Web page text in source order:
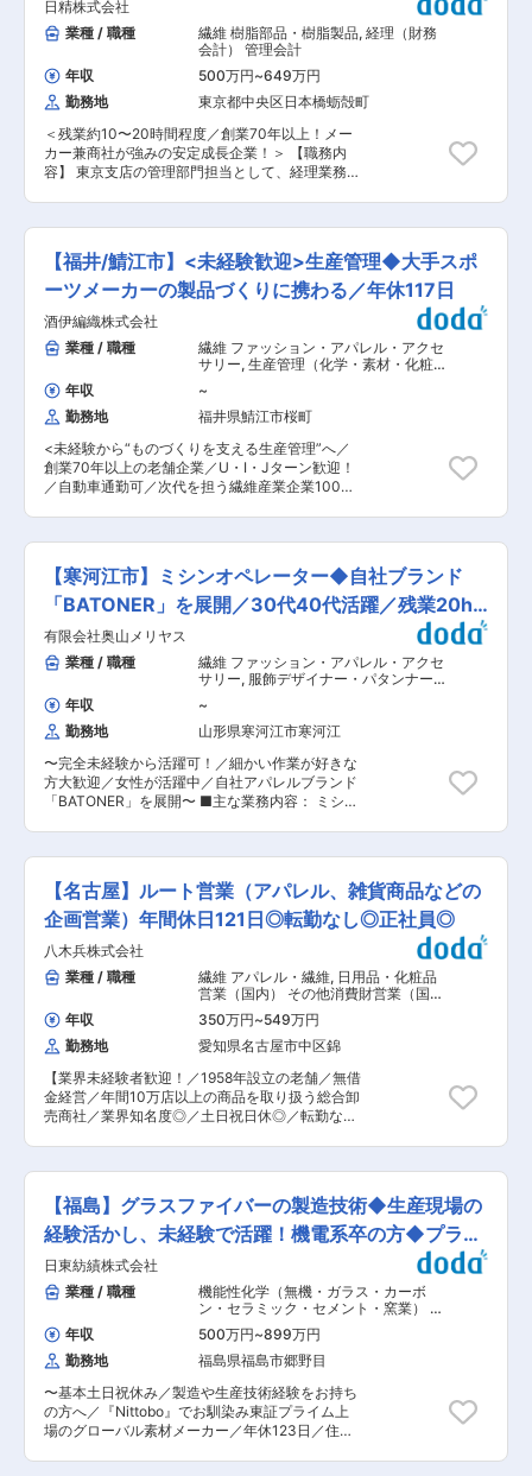
理 ＜魅力ポイント＞ ■商品を販売するだけでな
くイッセイミヤケのものづくりや価値・文化を幅
広い年齢、様々な国籍や立場、職業のお客さまに
直接届けることができます。 ■個人ノルマがな
く、年齢や社歴に関係なくスタッフ全員で意見を
出し合いチームで予算達成を目指します。 ■様々
なブランドや店舗を経験でき、発注、販売計画、
顧客管理、フェイシングなどのスキルが学べ、販
売のプロとしてキャリアアップができる環境で
度など、長期就業を見据えた働き方が可能な環境
です。 ＜配属予定ブランド＞※下記以外の店舗配
PLEASE ISSEY MIYAKE ・me ISSEY MIYAKE ・
BAO BAO ISSEY MIYAKE 変更の範囲：本文記載
業務詳細＞ ・受発注業務（仕入れ先へ見積依頼、
発注／PCによる資料作成、販売管理システムへ
の入力業務） ・顧客対応（金物店やホームセンタ
ーなどの顧客への電話応対等） ■働き方： 残業
月20h以下（定時が17:30で毎日18:30頃までに終
業） ■組織構成： 業務部は8名在籍。（20代：1
名、30代：5名、40代：1名） 経理専任の女性が
1名おり、その方のサポートをお願いします。 ■
当社について： 創業約30年のメーカー兼卸業者
として、建築資材／繊維製品／工業用品等を取り
扱っています。中国からの輸入貿易を40年前にス
加え、製造から販売まで一貫して対応が可能で
す。安定した営業提案力で、業界内で高い顧客満
足度、パートナーシップを築いています。コロナ
禍では、マスクやPCR検査キットなどを輸入／販
売を行い、現在では、建築用副資材で幅広く需要
があるため業績は安定。様々な海外メーカーと直
接取り引きをしており価格と品質管理において優
位性を誇っています。また、新規事業として熱中
症対策用食品ゼリー「現場の相棒塩ビタミンゼリ
ー」を製造メーカーの許認可のもと、公式サイト
運営及び公式ストアの販売業務を受注し、事業の
拡大も図っております。社員同士も仲良く温かい
社風で、景気に左右されず腰を据えて働けます。
日精株式会社
業種 / 職種
繊維 樹脂部品・樹脂製品, 経理（財務
会計） 管理会計
年収
500万円~649万円
勤務地
東京都中央区日本橋蛎殻町
＜残業約10〜20時間程度／創業70年以上！メー
カー兼商社が強みの安定成長企業！＞ 【職務内
容】 東京支店の管理部門担当として、経理業務を
きます。 ＜具体的には＞ ■ 経理業務（メイン）
・東京支店で発生する日次・月次の経理処理（仕
訳入力、費用計上 等） ・月次決算における一部
資料作成 ※月次損益の取りまとめおよび決算業務
の主体は大阪本社が担当します。 ※原価計算・製
造原価管理は本社および各工場で実施されていま
す。 ■ 総務業務 ・支店内の備品管理、庶務対応
・各部門との調整業務 など ※支店総務レベルの業
務が中心となります。 ■ 人事・採用サポート ・
派遣社員採用時の対応（年に数回程度） ・会社説
明等のサポート業務 ※新卒・中途採用は原則大阪
本社主導となります。 ■ 社内システム・ヘルプ
デスク対応 ・営業担当者からの社内システムに関
する問い合わせ対応（操作説明が中心） ※大規模
なシステム刷新やIT企画業務は想定していませ
ん。 ■組織構成： 管理部 東京管理課 合計3名 課
見を増やしながらも、幅広い業務にもチャレンジ
できます！＞ メーカー機能を持つ商社として、メ
ーカー機能部分を強化していくため、経理も商社
的な考え方から製造業的な考え方にシフトしてい
くことになります。その中で会社の仕組みを変え
ていくことに一緒に挑戦して欲しいと考えていま
す。 変更の範囲：会社の定める業務
【福井/鯖江市】<未経験歓迎>生産管理◆大手スポ
ーツメーカーの製品づくりに携わる／年休117日
酒伊編織株式会社
業種 / 職種
繊維 ファッション・アパレル・アクセ
サリー, 生産管理（化学・素材・化粧
香料・飼料）
年収
~
勤務地
福井県鯖江市桜町
<未経験から“ものづくりを支える生産管理”へ／
創業70年以上の老舗企業／U・I・Jターン歓迎！
／自動車通勤可／次代を担う繊維産業企業100選
開する当社にて生産管理としてご活躍いただきま
す。 ■業務内容： スポーツ、ワークウェア等の
各種ニット製品全般の受注管理／受注処理 ・生産
指図、進捗管理、納期管理 ・スポーツ、アパレル
メーカーとの受注／企画／打合せ（OEM先との打
合せ） など ※将来的には、原材料の受発注管理
から工場の選定、指図、コスト／納期管理等の業
務の効率的コントロールを任せしたいと考えてい
ます。 ■組織構成： 東鯖江工場には、現在36人
が在籍しています。16名が日本人（40代〜50
代）、20が外国人実習生（20代〜30代）で構成
されています。 ■当社・当求人の魅力： ◎昭和
29年の創業以来、素材の開発、研究に努めてお
り、当社製品はスポーツウェアの他、インテアリ
アやカーシート等産業資材としても幅広く利用さ
れています。 ◎生地から完成品まで鯖江で一貫生
ています。 ◎ものづくりの基本は「あたり前のこ
とをしっかり行う」ことだと考えており、社内で
感じたこと思ったことは話し合って解決する、風
通しのいい会社です。 ◎１枚から効率よく生産で
きる工場ラインを構築。オリジナルのデザインを
含め、糸から製品まで一貫して生産することで顧
客のニーズにスピーディーに対応しています。 ◎
残業は月平均5時間程度！働きやすい環境が整っ
ています。 変更の範囲：会社の定める業務
【寒河江市】ミシンオペレーター◆自社ブランド
「BATONER」を展開／30代40代活躍／残業20h
程
有限会社奥山メリヤス
業種 / 職種
繊維 ファッション・アパレル・アクセ
サリー, 服飾デザイナー・パタンナー・
年収
~
勤務地
山形県寒河江市寒河江
〜完全未経験から活躍可！／細かい作業が好きな
方大歓迎／女性が活躍中／自社アパレルブランド
「BATONER」を展開〜 ■主な業務内容： ミシン
ミを使った裁断業務（縫う前の形を作るための裁
断）、もしくは出来上がった製品の検品作業をお
任せする場合もございます。 ■入社後について：
入社当初は先輩社員よりOJTを受け、約1年程度
で独立して作業に従事していただきます。最初の
1年を通して、繁忙期と閑散期での動き方なども
覚えていただきます。 ■組織構成： 入社後に配
属となる製造部は、現在30名程度（20代から50
代まで幅広く、女性比率高め）が在籍しておりま
す。内訳としては、ミシンオペレータ20名程度、
裁断担当3名、検品担当７名となっております。7
割以上が未経験者で、前職は製造業、販売、飲食
業等、様々です。 ■働き方： 残業は繁忙期で1〜
2時間/日、閑散期はほぼ0時間、社員の平均有給
取得日数は10日とプライベートの時間もしっかり
とっていただけます。 平均退社時間は17:15で
勤務のパート社員の方が2名いらっしゃいま
す。） 女性比率は7割以上。産休育休は最大1年間
取得可能で、その後ほとんど方が復職されており
ますので働きやすい環境です。 ■当社の安定性：
2013年に自社ブランド「BATONER」が発足して
以来、売り上げは好調を維持しております。国内
外の大手企業様との取引もあり、2021年6月には
東京へ直営店を出店しております。また、海外進
出もしており、展示会を行ったりと工夫してお
り、取引先も堅調に増えています。Webでの販売
も含め、今後も国内外とチャネルを増やしていく
予定です。 【主要取引先】 （株）ユナイテッド
アローズ （株）三越伊勢丹 （株）ジュン （株）
める業務
【名古屋】ルート営業（アパレル、雑貨商品などの
企画営業）年間休日121日◎転勤なし◎正社員◎
八木兵株式会社
業種 / 職種
繊維 アパレル・繊維, 日用品・化粧品
営業（国内） その他消費財営業（国
内）
年収 350万円~549万円
勤務地
愛知県名古屋市中区錦
【業界未経験者歓迎！／1958年設立の老舗／無借
金経営／年間10万店以上の商品を取り扱う総合卸
売商社／業界知名度◎／土日祝日休◎／転勤なし
社プライベートブランド（PB）商品の企画・製造
含む）、および全国各地にある総合衣料や中量販
店等の小売店様への卸売販売を行っていただきま
す。 ■業務詳細： ・担当商品の仕入(国内メーカ
ー、商社での買い付け) ・東京、大阪の展示会に
て小売店バイヤー様への販売（月1〜2回） ・電
話、WEB、訪問での商談による商品販売 ・自社
PB商品の企画、別注提案(サンプル手配、量産指
示、納期管理等含む) ■営業としてのミッショ
ン： 今後、小売店だけではなく販売の領域を広げ
ていくことや、売り上げが伸びている雑貨販売の
拡大、webサイトでのカタログ展開等、最新のマ
ーケットを見据え日々計画しております。 中で
も、売上の約30％を占めるPB商品の比率を引き
上げる為に、商材に誇りを持ち、お客様へ提案を
していくことが出来る方を募集。営業組織の現状
【福島】グラスファイバーの製造技術◆生産現場の
経験活かし、未経験で活躍！機電系卒の方◆プライ
ム上場
日東紡績株式会社
業種 / 職種
機能性化学（無機・ガラス・カーボ
ン・セラミック・セメント・窯業） 繊
維, 工程設計・工法開発・工程改善・
IE（機械・金属加工） 工程設計・工法
開発・工程改善・IE（その他） 設備立
オペレーター
年収 500万円~899万円
勤務地
福島県福島市郷野目
〜基本土日祝休み／製造や生産技術経験をお持ち
の方へ／『Nittobo』でお馴染み東証プライム上
場のグローバル素材メーカー／年休123日／住宅